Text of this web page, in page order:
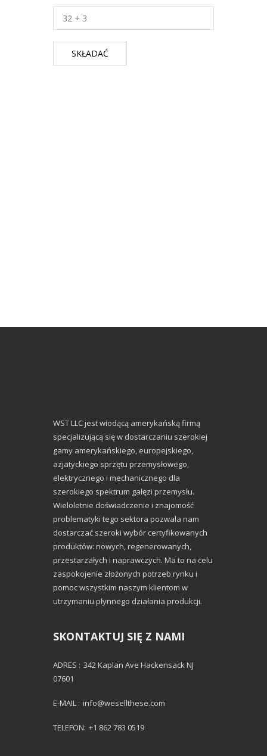
WST LLC jest wiodącą amerykańską firmą
specjalizującą się w dostarczaniu szerokiej
gamy amerykańskiego, europejskiego,
azjatyckiego sprzętu przemysłowego,
elektrycznego i mechanicznego dla
szerokiego spektrum gałęzi przemysłu.
Wieloletnie doświadczenie i znajomość
problematyki tego sektora pozwala nam
dostarczać szeroki wybór certyfikowanych
produktów: nowych, regenerowanych,
przestarzałych i naprawczych. Ma to na celu
zaspokojenie złożonych potrzeb rynku i
pomoc wszystkim naszym klientom w
utrzymaniu płynnego działania produkcji.
SKONTAKTUJ SIĘ Z NAMI
ADRES : 342 Kaplan Ave Hackensack NJ
07601
E-MAIL : info@wesellthese.com
TELEFON: +1 862 783 0519